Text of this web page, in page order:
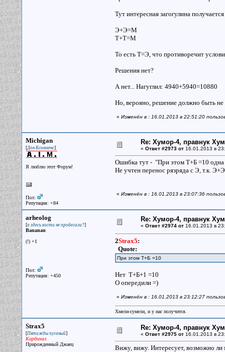
Тут интересная загогулина получается
Э+Э=М
Т+Т=М
То есть Т=Э, что противоречит
Решения нет?
А нет... Нагуглил: 4940+5940=10880
Но, верояно, решение должно быть
« Изменён в : 16.01.2013 в 22:51:20
Michigan
[Дон Ксинменг]
Я люблю этот Форум!
Пол:
Репутация: +84
Re: Хумор-4, правнук
« Ответ #2973 от16.01.2013 в
Ошибка тут - "При этом Т+Б =10 одна
Не учтен перенос рязряда с Э, т.к.
« Изменён в : 16.01.2013 в 23:07:36
arheolog
[а здесь кости не пробегали?]
Bananan
(!) +1
Пол:
Репутация: +450
Re: Хумор-4, правнук
« Ответ #2974 от16.01.2013 в
2Strax5:
Quote:
При этом Т+Б =10
Нет Т+Б+1 =10
О опередили =)
« Изменён в : 16.01.2013 в 23:12:27
Хмели-сумели, и у нас получится.
Strax5
[Пятижды пуганый]
Кардинал
Прирожденный Джаец
Re: Хумор-4, правнук
« Ответ #2975 от16.01.2013 в
Вижу, вижу. Интересует, возможно ли